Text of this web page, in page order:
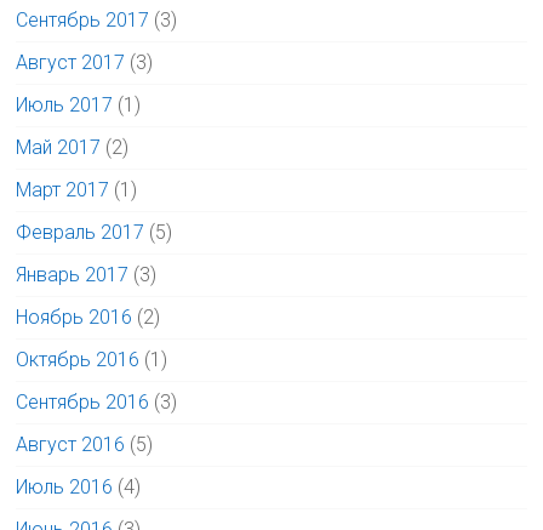
Сентябрь 2017 (3)
Август 2017 (3)
Июль 2017 (1)
Май 2017 (2)
Март 2017 (1)
Февраль 2017 (5)
Январь 2017 (3)
Ноябрь 2016 (2)
Октябрь 2016 (1)
Сентябрь 2016 (3)
Август 2016 (5)
Июль 2016 (4)